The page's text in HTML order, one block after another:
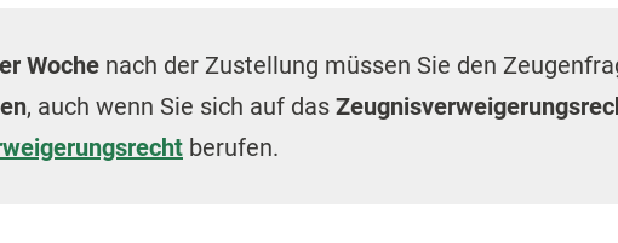
Woche nach der Zustellung müssen Sie den
, auch wenn Sie sich auf das
berufen.